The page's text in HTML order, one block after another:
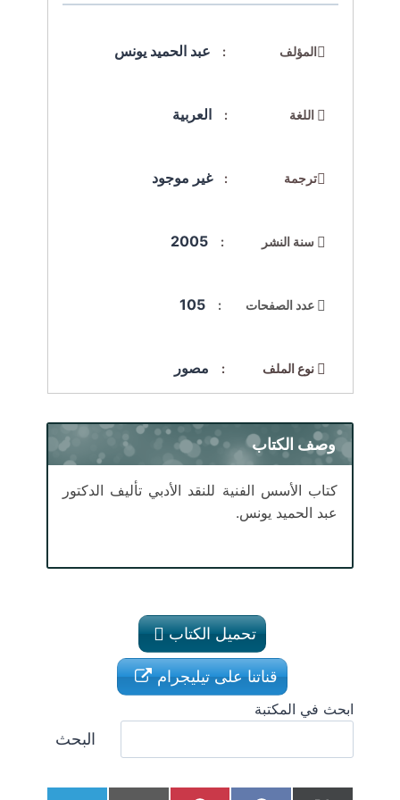
المؤلف : عبد الحميد يونس
اللغة : العربية
ترجمة : غير موجود
سنة النشر : 2005
عدد الصفحات : 105
نوع الملف : مصور
وصف الكتاب
كتاب الأسس الفنية للنقد الأدبي تأليف الدكتور
عبد الحميد يونس.
تحميل الكتاب
قناتنا على تيليجرام
ابحث في المكتبة
البحث